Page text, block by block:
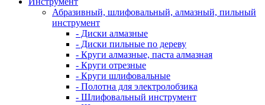
Абразивный, шлифовальный, алмазный, пильный
инструмент
- Диски алмазные
- Диски пильные по дереву
- Круги алмазные, паста алмазная
- Круги отрезные
- Круги шлифовальные
- Полотна для электролобзика
- Шлифовальный инструмент